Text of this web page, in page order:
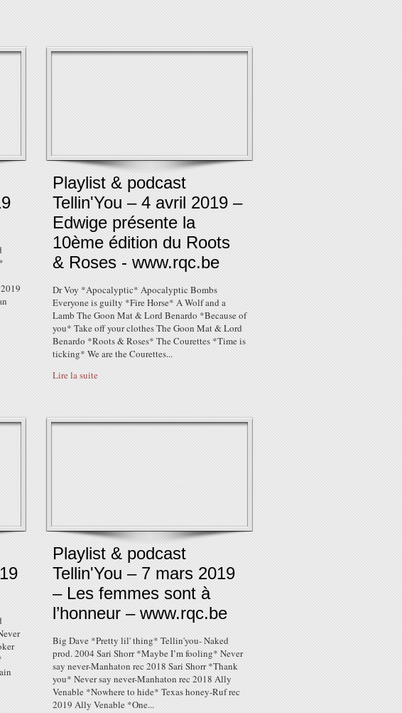
Playlist & podcast
Tellin'You – 4 avril 2019 –
Edwige présente la
10ème édition du Roots
& Roses - www.rqc.be
Dr Voy *Apocalyptic* Apocalyptic Bombs
Everyone is guilty *Fire Horse* A Wolf and a
Lamb The Goon Mat & Lord Benardo *Because of
you* Take off your clothes The Goon Mat & Lord
Benardo *Roots & Roses* The Courettes *Time is
ticking* We are the Courettes...
Lire la suite
Playlist & podcast
Tellin'You – 7 mars 2019
– Les femmes sont à
l’honneur – www.rqc.be
Big Dave *Pretty lil' thing* Tellin'you- Naked
prod. 2004 Sari Shorr *Maybe I’m fooling* Never
say never-Manhaton rec 2018 Sari Shorr *Thank
you* Never say never-Manhaton rec 2018 Ally
Venable *Nowhere to hide* Texas honey-Ruf rec
2019 Ally Venable *One...